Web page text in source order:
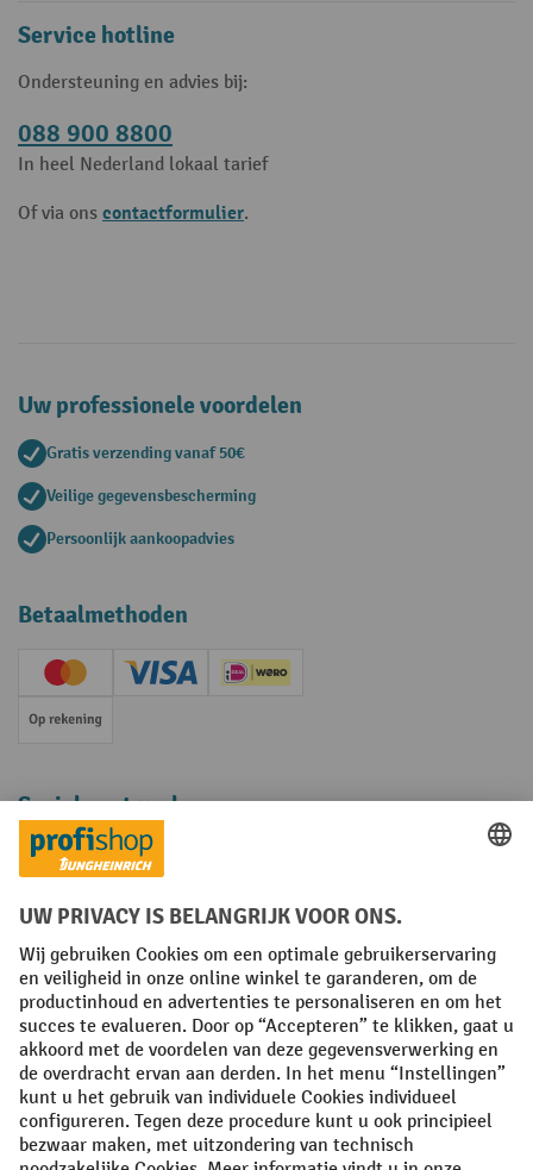
Service hotline
Ondersteuning en advies bij:
088 900 8800
In heel Nederland lokaal tarief
Of via ons contactformulier.
Uw professionele voordelen
Gratis verzending vanaf 50€
Veilige gegevensbescherming
Persoonlijk aankoopadvies
Betaalmethoden
Creditcard (Master)Creditcard (Visa)iDEAL | Wero
Op rekening
Sociale netwerken
Facebook
YouTube
LinkedInInstagram
Algemene leveringsvoorwaarden Copyright
Privacyverklaring Privacy Instellingen
All prices excl. VAT plusshipping costs and possible delivery charges,
if not stated otherwise.
¹ De korting is geldig zolang de voorraad strekt. De korting is niet van
toepassing op speciale prijzen. Een combinatie met andere